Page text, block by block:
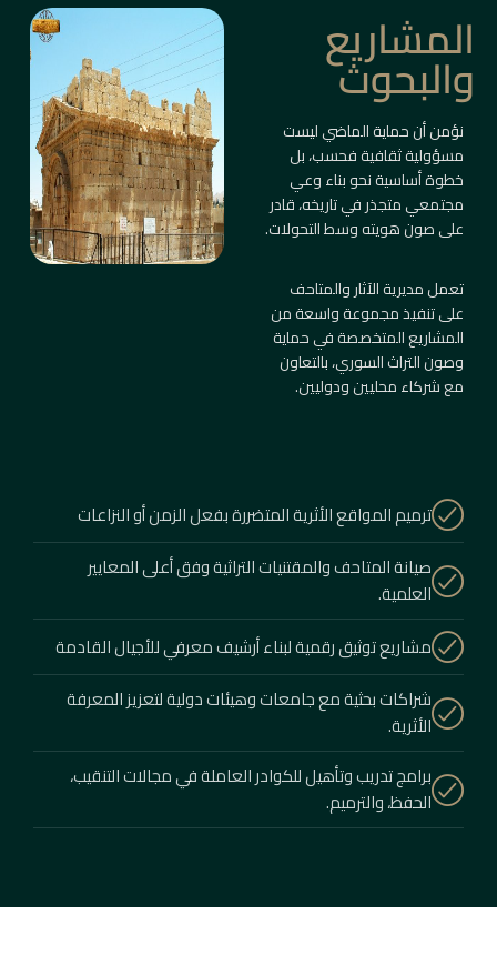
المشاريع
والبحوث
نؤمن أن حماية الماضي ليست
مسؤولية ثقافية فحسب، بل
خطوة أساسية نحو بناء وعي
مجتمعي متجذر في تاريخه، قادر
على صون هويته وسط التحولات.
تعمل مديرية الآثار والمتاحف
على تنفيذ مجموعة واسعة من
المشاريع المتخصصة في حماية
وصون التراث السوري، بالتعاون
مع شركاء محليين ودوليين.
ترميم المواقع الأثرية المتضررة بفعل الزمن أو النزاعات
صيانة المتاحف والمقتنيات التراثية وفق أعلى المعايير
العلمية.
مشاريع توثيق رقمية لبناء أرشيف معرفي للأجيال القادمة
شراكات بحثية مع جامعات وهيئات دولية لتعزيز المعرفة
الأثرية.
برامج تدريب وتأهيل للكوادر العاملة في مجالات التنقيب،
الحفظ، والترميم.